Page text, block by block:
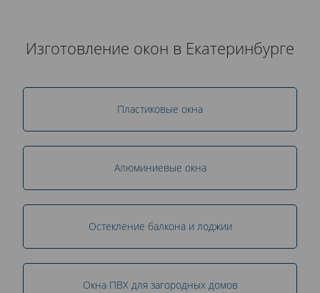
Изготовление окон в Екатеринбурге
Пластиковые окна
Алюминиевые окна
Остекление балкона и лоджии
Окна ПВХ для загородных домов